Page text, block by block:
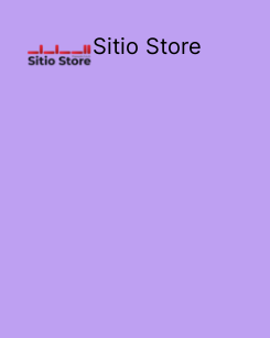
Sitio Store